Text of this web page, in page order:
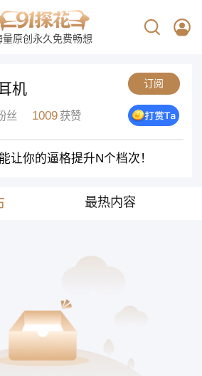
量原创永久免费畅想
机 订阅
丝 1009 获赞
让你的逼格提升N个档次！
最热内容